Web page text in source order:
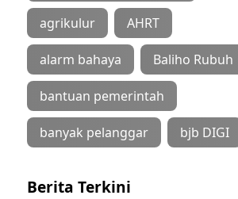
agrikulur AHRT
alarm bahaya Baliho Rubuh
bantuan pemerintah
banyak pelanggar bjb DIGI
Berita Terkini